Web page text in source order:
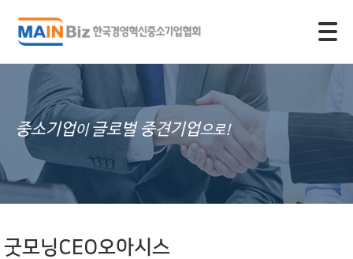
중소기업이 글로벌 중견기업으로!
굿모닝CEO오아시스